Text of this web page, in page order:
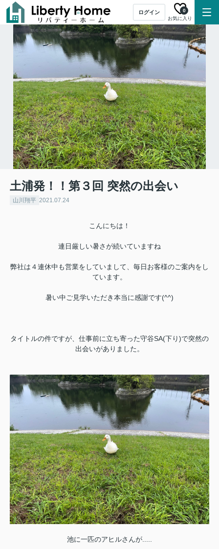
ログイン
お気に入り
0
土浦発！！第３回 突然の出会い
山川翔平 2021.07.24
こんにちは！
連日厳しい暑さが続いていますね
弊社は４連休中も営業をしていまして、毎日お客様のご案内をし
ています。
暑い中ご見学いただき本当に感謝です(^^)
タイトルの件ですが、仕事前に立ち寄った守谷SA(下り)で突然の
出会いがありました。
池に一匹のアヒルさんが.....